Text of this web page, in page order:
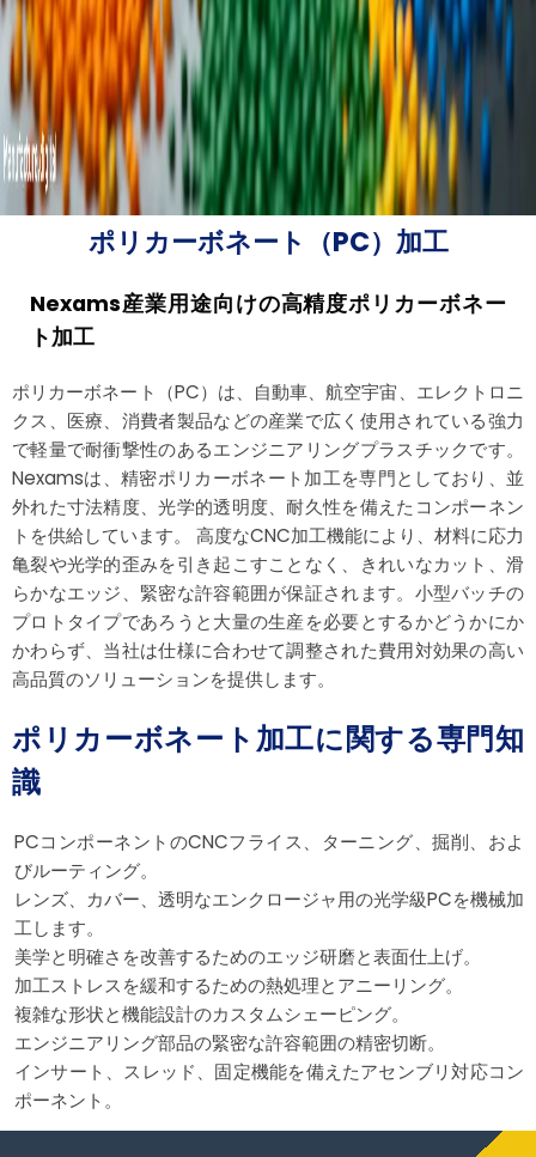
ポリカーボネート（PC）加工
Nexams産業用途向けの高精度ポリカーボネー
ト加工
ポリカーボネート（PC）は、自動車、航空宇宙、エレクトロニ
クス、医療、消費者製品などの産業で広く使用されている強力
で軽量で耐衝撃性のあるエンジニアリングプラスチックです。
Nexamsは、精密ポリカーボネート加工を専門としており、並
外れた寸法精度、光学的透明度、耐久性を備えたコンポーネン
トを供給しています。 高度なCNC加工機能により、材料に応力
亀裂や光学的歪みを引き起こすことなく、きれいなカット、滑
らかなエッジ、緊密な許容範囲が保証されます。小型バッチの
プロトタイプであろうと大量の生産を必要とするかどうかにか
かわらず、当社は仕様に合わせて調整された費用対効果の高い
高品質のソリューションを提供します。
ポリカーボネート加工に関する専門知
識
PCコンポーネントのCNCフライス、ターニング、掘削、およ
びルーティング。
レンズ、カバー、透明なエンクロージャ用の光学級PCを機械加
工します。
美学と明確さを改善するためのエッジ研磨と表面仕上げ。
加工ストレスを緩和するための熱処理とアニーリング。
複雑な形状と機能設計のカスタムシェーピング。
エンジニアリング部品の緊密な許容範囲の精密切断。
インサート、スレッド、固定機能を備えたアセンブリ対応コン
ポーネント。